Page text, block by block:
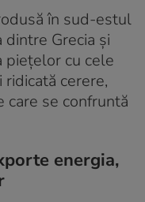
în sud-estul
Grecia și
piețelor cu cele
ridicată cerere,
care se confruntă
energia,